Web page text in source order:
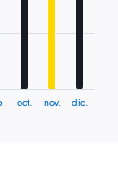
oct. nov. dic.